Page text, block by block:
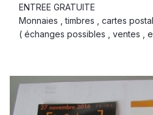
ENTREE GRATUITE
Monnaies , timbres , cartes
( échanges possibles , ventes ,